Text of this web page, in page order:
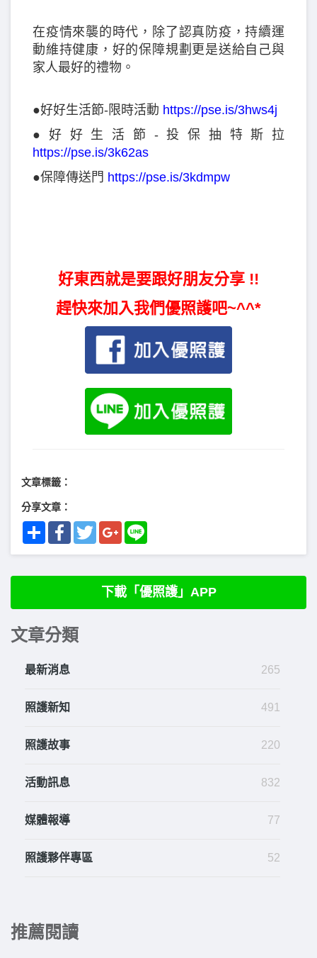
在疫情來襲的時代，除了認真防疫，持續運
動維持健康，好的保障規劃更是送給自己與
家人最好的禮物。
●好好生活節-限時活動 https://pse.is/3hws4j
●好好生活節-投保抽特斯拉
https://pse.is/3k62as
●保障傳送門 https://pse.is/3kdmpw
好東西就是要跟好朋友分享 !!
趕快來加入我們優照護吧~^^*
文章標籤：
分享文章：
Share FacebookTwitterGoogle+
下載「優照護」APP
文章分類
最新消息 265
照護新知 491
照護故事 220
活動訊息 832
媒體報導 77
照護夥伴專區 52
推薦閱讀